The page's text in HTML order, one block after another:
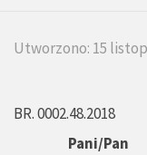
Utworzono: 15
BR. 0002.48.2018
Pani/Pan